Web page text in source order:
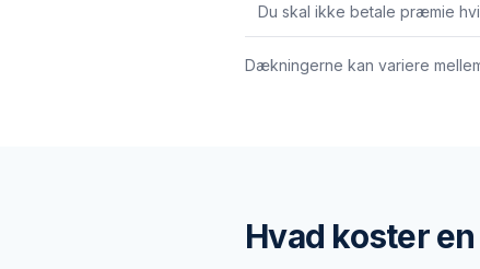
Du skal ikke betale præmie
Dækningerne kan variere
Hvad koster en